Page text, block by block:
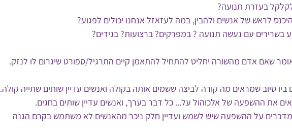
לקלקל בעזרת תנועה?
לראש של אנשים ולהבין, במה לעזאזל אנחנו יכולים לפגוע?
בשרירים עם נעשה תנועה ? במפרקים? ברצועות? בגידים?
שאם אדם מהשורה יחליט להתחיל להתאמן קיים התרגיל/ספורט שיגרום לו לנזק.
טיוב שמראים מה קורה לביצה ששמים אותה בקולה ואנשים עדיין שותים שתייה קולה.
את ההשפעה של אלכוהול על... כל דבר בערך, ואנשים עדיין שותים בחגים.
על ההשפעה שיש לשמש ועדיין חלק ניכר מהאנשים לא משתמש בקרם הגנה